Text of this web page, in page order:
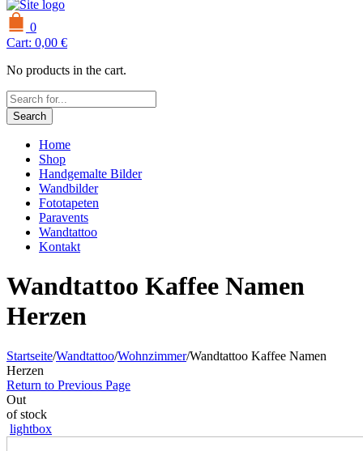
0
Cart: 0,00 €
No products in the cart.
Search
Home
Shop
Handgemalte Bilder
Wandbilder
Fototapeten
Paravents
Wandtattoo
Kontakt
Wandtattoo Kaffee Namen
Herzen
Startseite/Wandtattoo/Wohnzimmer/Wandtattoo Kaffee Namen
Herzen
Return to Previous Page
Out
of stock
lightbox